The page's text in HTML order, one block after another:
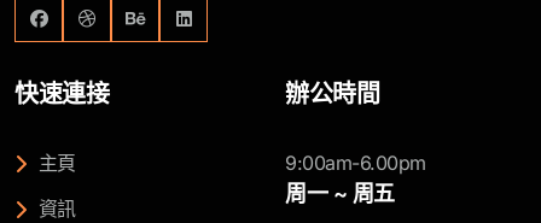
快速連接
主頁
資訊
辦公時間
9:00am-6.00pm
周一 ~ 周五